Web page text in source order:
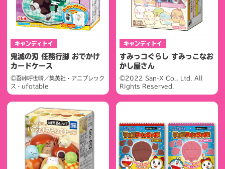
キャンディトイ
鬼滅の刃 任務行脚 おでかけ
カードケース
©吾峠呼世晴／集英社・アニプレック
ス・ufotable
キャンディトイ
すみっコぐらし すみっこなお
かし屋さん
©2022 San-X Co., Ltd. All
Rights Reserved.